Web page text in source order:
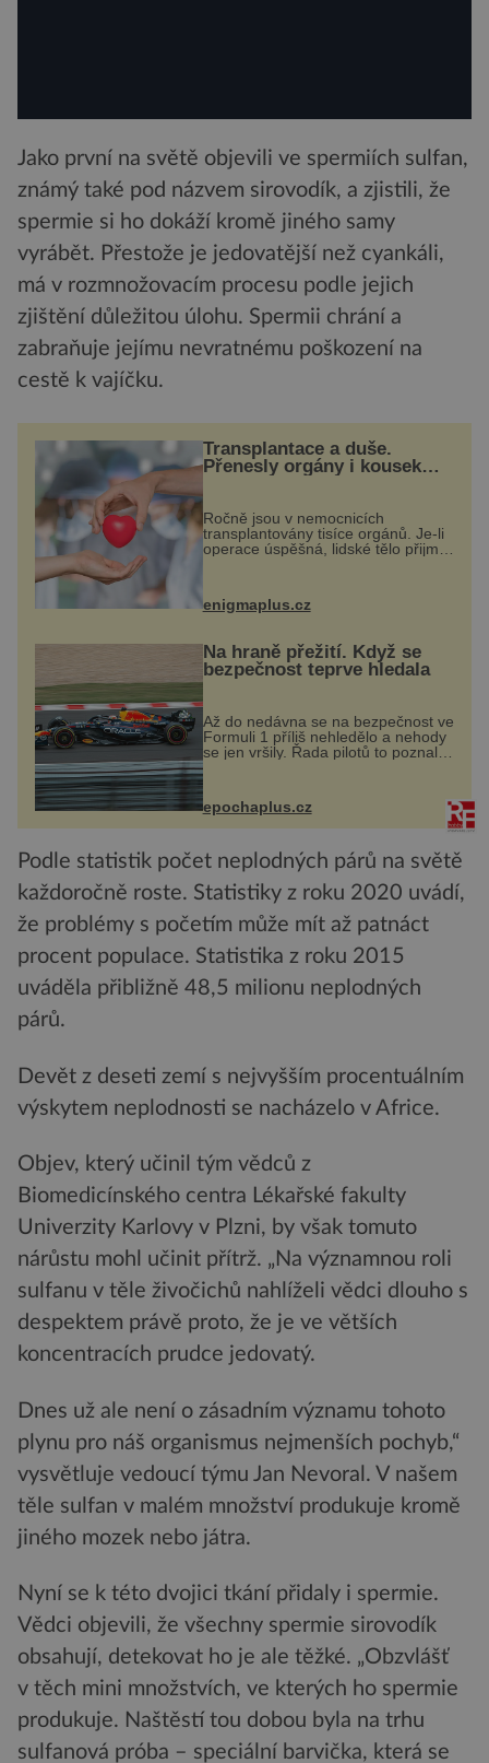
Jako první na světě objevili ve spermiích sulfan,
známý také pod názvem sirovodík, a zjistili, že
spermie si ho dokáží kromě jiného samy
vyrábět. Přestože je jedovatější než cyankáli,
má v rozmnožovacím procesu podle jejich
zjištění důležitou úlohu. Spermii chrání a
zabraňuje jejímu nevratnému poškození na
cestě k vajíčku.
Transplantace a duše.
Přenesly orgány i kousek
Ročně jsou v nemocnicích
transplantovány tisíce orgánů. Je-li
operace úspěšná, lidské tělo přijme
co když při transplantaci
nepřijímám...
enigmaplus.cz
Na hraně přežití. Když se
bezpečnost teprve hledala
Až do nedávna se na bezpečnost ve
Formuli 1 příliš nehledělo a nehody
se jen vršily. Řada pilotů to poznala
na vlastní kůži, často s trvalými
následky nebo bohužel i ztrátou
života. Dnes nepochopiteln...
epochaplus.cz
Podle statistik počet neplodných párů na světě
každoročně roste. Statistiky z roku 2020 uvádí,
že problémy s početím může mít až patnáct
procent populace. Statistika z roku 2015
uváděla přibližně 48,5 milionu neplodných
párů.
Devět z deseti zemí s nejvyšším procentuálním
výskytem neplodnosti se nacházelo v Africe.
Objev, který učinil tým vědců z
Biomedicínského centra Lékařské fakulty
Univerzity Karlovy v Plzni, by však tomuto
nárůstu mohl učinit přítrž. „Na významnou roli
sulfanu v těle živočichů nahlíželi vědci dlouho s
despektem právě proto, že je ve větších
koncentracích prudce jedovatý.
Dnes už ale není o zásadním významu tohoto
plynu pro náš organismus nejmenších pochyb,“
vysvětluje vedoucí týmu Jan Nevoral. V našem
těle sulfan v malém množství produkuje kromě
jiného mozek nebo játra.
Nyní se k této dvojici tkání přidaly i spermie.
Vědci objevili, že všechny spermie sirovodík
obsahují, detekovat ho je ale těžké. „Obzvlášť
v těch mini množstvích, ve kterých ho spermie
produkuje. Naštěstí tou dobou byla na trhu
sulfanová próba – speciální barvička, která se